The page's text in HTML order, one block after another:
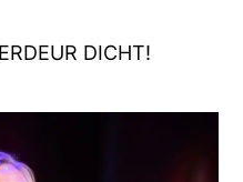
DICHT!